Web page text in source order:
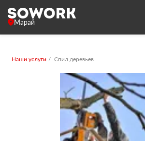
Марай
Наши услуги Спил деревьев